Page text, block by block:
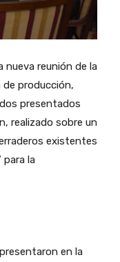
nueva reunión de la
de producción,
presentados
realizado sobre un
existentes
la
en la